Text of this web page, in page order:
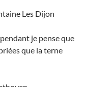
Les Dijon
je pense que
que la terne